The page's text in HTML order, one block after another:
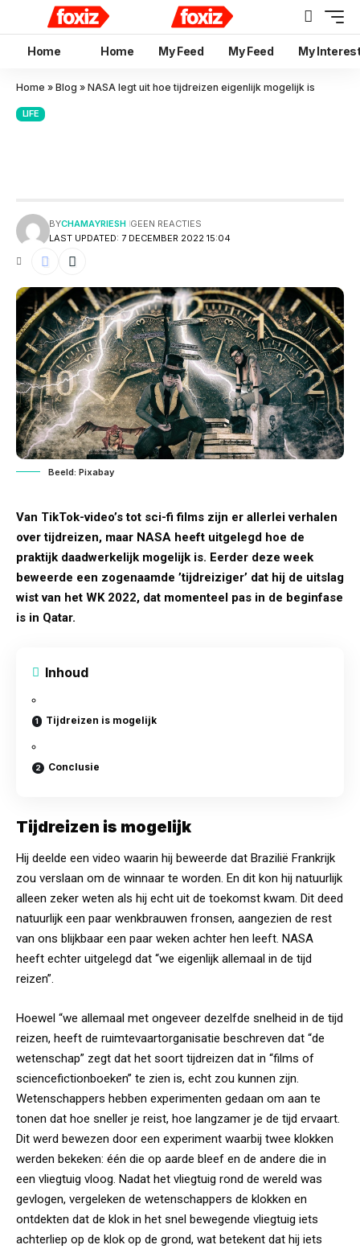
Home Home My Feed My Feed My
Home » Blog » NASA legt uit hoe tijdreizen eigenlijk mogelijk is
LIFE
LAST UPDATED: 7 DECEMBER 2022 15:04
BYCHAMAYRIESH GEEN REACTIES
Beeld: Pixabay
Van TikTok-video’s tot sci-fi films zijn er allerlei verhalen
over tijdreizen, maar NASA heeft uitgelegd hoe de
praktijk daadwerkelijk mogelijk is. Eerder deze week
beweerde een zogenaamde ’tijdreiziger’ dat hij de uitslag
wist van het WK 2022, dat momenteel pas in de beginfase
is in Qatar.
Inhoud
Tijdreizen is mogelijk
Conclusie
Tijdreizen is mogelijk
Hij deelde een video waarin hij beweerde dat Brazilië Frankrijk
zou verslaan om de winnaar te worden. En dit kon hij natuurlijk
alleen zeker weten als hij echt uit de toekomst kwam. Dit deed
natuurlijk een paar wenkbrauwen fronsen, aangezien de rest
van ons blijkbaar een paar weken achter hen leeft. NASA
heeft echter uitgelegd dat “we eigenlijk allemaal in de tijd
reizen”.
Hoewel “we allemaal met ongeveer dezelfde snelheid in de tijd
reizen, heeft de ruimtevaartorganisatie beschreven dat “de
wetenschap” zegt dat het soort tijdreizen dat in “films of
sciencefictionboeken” te zien is, echt zou kunnen zijn.
Wetenschappers hebben experimenten gedaan om aan te
tonen dat hoe sneller je reist, hoe langzamer je de tijd ervaart.
Dit werd bewezen door een experiment waarbij twee klokken
werden bekeken: één die op aarde bleef en de andere die in
een vliegtuig vloog. Nadat het vliegtuig rond de wereld was
gevlogen, vergeleken de wetenschappers de klokken en
ontdekten dat de klok in het snel bewegende vliegtuig iets
achterliep op de klok op de grond, wat betekent dat hij iets